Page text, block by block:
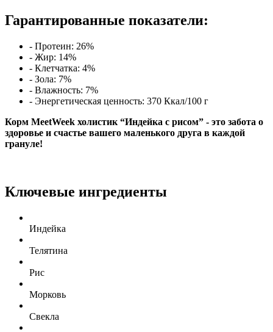
Гарантированные показатели:
- Протеин: 26%
- Жир: 14%
- Клетчатка: 4%
- Зола: 7%
- Влажность: 7%
- Энергетическая ценность: 370 Ккал/100 г
Корм MeetWeek холистик “Индейка с рисом” - это забота о
здоровье и счастье вашего маленького друга в каждой
грануле!
Ключевые ингредиенты
Индейка
Телятина
Рис
Морковь
Cвекла